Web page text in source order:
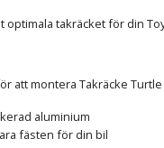
optimala takräcket för din
att montera Takräcke
aluminium
fästen för din bil